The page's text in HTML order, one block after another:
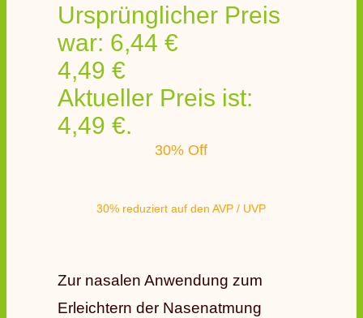
Ursprünglicher Preis
war: 6,44 €
4,49 €
Aktueller Preis ist:
4,49 €.
30% Off
30% reduziert auf den AVP / UVP
Zur nasalen Anwendung zum
Erleichtern der Nasenatmung